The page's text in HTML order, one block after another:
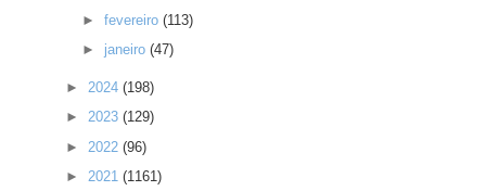
►fevereiro(113)
► janeiro(47)
► 2024 (198)
► 2023 (129)
► 2022 (96)
► 2021 (1161)